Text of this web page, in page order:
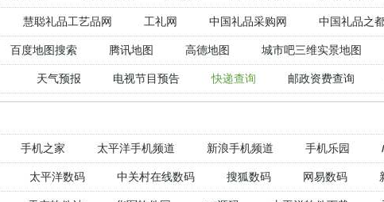
慧聪礼品工艺品网 工礼网 中国礼品采购网 中国礼品之
百度地图搜索 腾讯地图 高德地图 城市吧三维实景地图
天气预报 电视节目预告 快递查询 邮政资费查询
手机之家 太平洋手机频道 新浪手机频道 手机乐园
太平洋数码 中关村在线数码 搜狐数码 网易数码